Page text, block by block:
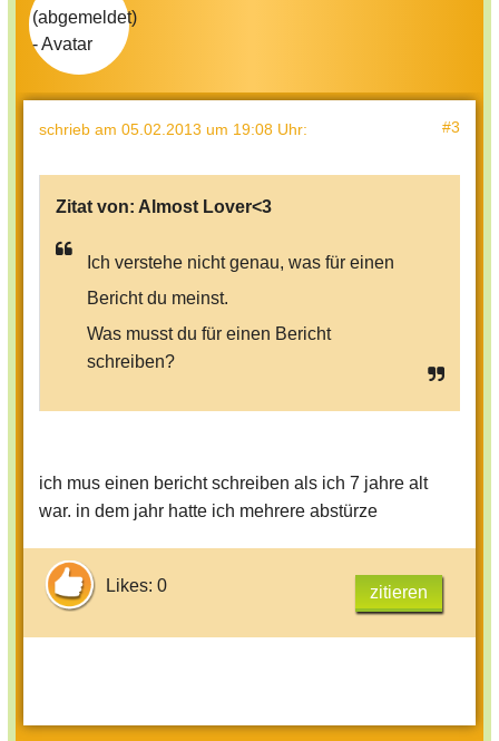
schrieb am 05.02.2013 um 19:08 Uhr: #3
Zitat von: Almost Lover<3
Ich verstehe nicht genau, was für einen
Bericht du meinst.
Was musst du für einen Bericht
schreiben?
ich mus einen bericht schreiben als ich 7 jahre alt
war. in dem jahr hatte ich mehrere abstürze
Likes: 0 zitieren